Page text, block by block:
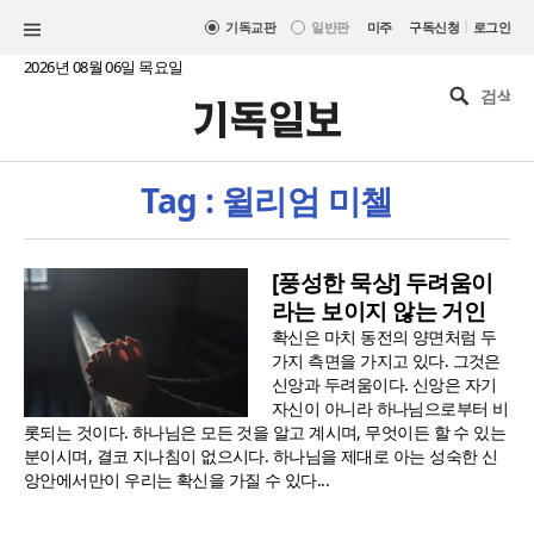
기독교판 일반판 미주 구독신청 | 로그인
2026년 08월 06일 목요일
Tag : 윌리엄 미첼
[풍성한 묵상] 두려움이
라는 보이지 않는 거인
확신은 마치 동전의 양면처럼 두
가지 측면을 가지고 있다. 그것은
신앙과 두려움이다. 신앙은 자기
자신이 아니라 하나님으로부터 비
롯되는 것이다. 하나님은 모든 것을 알고 계시며, 무엇이든 할 수 있는
분이시며, 결코 지나침이 없으시다. 하나님을 제대로 아는 성숙한 신
앙안에서만이 우리는 확신을 가질 수 있다...